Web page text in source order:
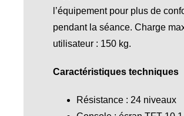
l’équipement pour plus de
pendant la séance. Charge
utilisateur : 150 kg.
Caractéristiques techniques
Résistance : 24 niveaux